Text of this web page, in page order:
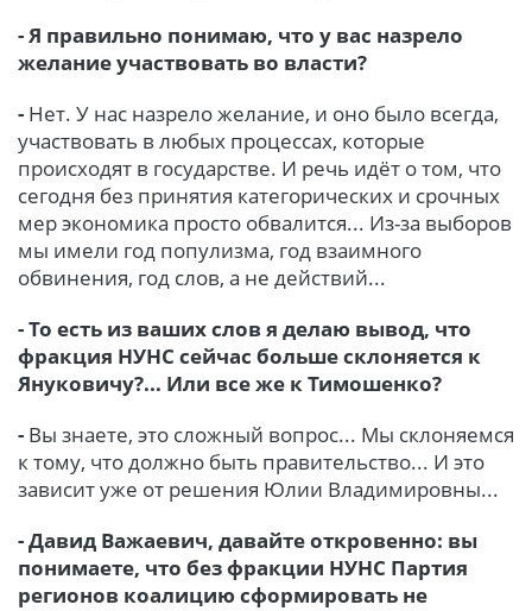
- Я правильно понимаю, что у вас назрело
желание участвовать во власти?
- Нет. У нас назрело желание, и оно было всегда,
участвовать в любых процессах, которые
происходят в государстве. И речь идёт о том, что
сегодня без принятия категорических и срочных
мер экономика просто обвалится... Из-за выборов
мы имели год популизма, год взаимного
обвинения, год слов, а не действий...
- То есть из ваших слов я делаю вывод, что
фракция НУНС сейчас больше склоняется к
Януковичу?... Или все же к Тимошенко?
- Вы знаете, это сложный вопрос... Мы склоняемся
к тому, что должно быть правительство... И это
зависит уже от решения Юлии Владимировны...
- Давид Важаевич, давайте откровенно: вы
понимаете, что без фракции НУНС Партия
регионов коалицию сформировать не